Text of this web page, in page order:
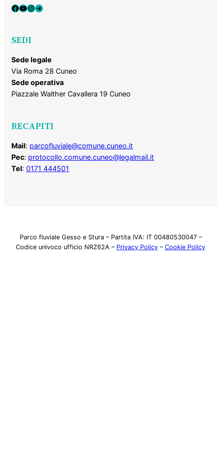
Facebook YouTube InstagramTelegram
SEDI
Sede legale
Via Roma 28 Cuneo
Sede operativa
Piazzale Walther Cavallera 19 Cuneo
RECAPITI
Mail: parcofluviale@comune.cuneo.it
Pec: protocollo.comune.cuneo@legalmail.it
Tel:0171 444501
Parco fluviale Gesso e Stura – Partita IVA: IT 00480530047 –
Codice univoco ufficio NRZ62A – Privacy Policy – Cookie Policy